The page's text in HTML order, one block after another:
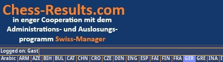
Logged on: Gast
Arabic ARM AZE BIH BUL CAT CHN CRO CZE DEN ENG ESP FAI FIN FRA GER GRE INA